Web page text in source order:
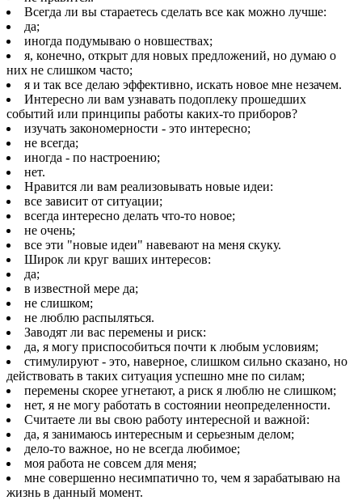
Всегда ли вы стараетесь сделать все как можно лучше:
да;
иногда подумываю о новшествах;
я, конечно, открыт для новых предложений, но думаю о
них не слишком часто;
я и так все делаю эффективно, искать новое мне незачем.
Интересно ли вам узнавать подоплеку прошедших
событий или принципы работы каких-то приборов?
изучать закономерности - это интересно;
не всегда;
иногда - по настроению;
нет.
Нравится ли вам реализовывать новые идеи:
все зависит от ситуации;
всегда интересно делать что-то новое;
не очень;
все эти "новые идеи" навевают на меня скуку.
Широк ли круг ваших интересов:
да;
в известной мере да;
не слишком;
не люблю распыляться.
Заводят ли вас перемены и риск:
да, я могу приспособиться почти к любым условиям;
стимулируют - это, наверное, слишком сильно сказано, но
действовать в таких ситуация успешно мне по силам;
перемены скорее угнетают, а риск я люблю не слишком;
нет, я не могу работать в состоянии неопределенности.
Считаете ли вы свою работу интересной и важной:
да, я занимаюсь интересным и серьезным делом;
дело-то важное, но не всегда любимое;
моя работа не совсем для меня;
мне совершенно несимпатично то, чем я зарабатываю на
жизнь в данный момент.